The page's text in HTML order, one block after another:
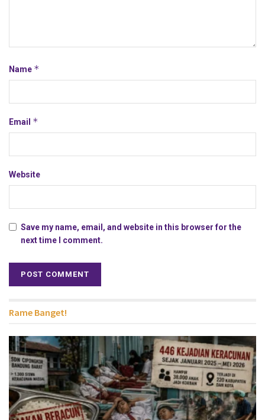
Name *
Email *
Website
Save my name, email, and website in this browser for the
next time I comment.
Rame Banget!